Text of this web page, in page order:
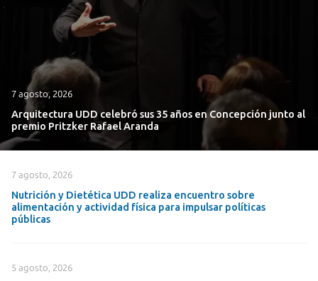
7 agosto, 2026
Arquitectura UDD celebró sus 35 años en Concepción junto al
premio Pritzker Rafael Aranda
7 agosto, 2026
Nutrición y Dietética UDD realiza encuentro sobre
alimentación y actividad física para impulsar políticas
públicas
5 agosto, 2026